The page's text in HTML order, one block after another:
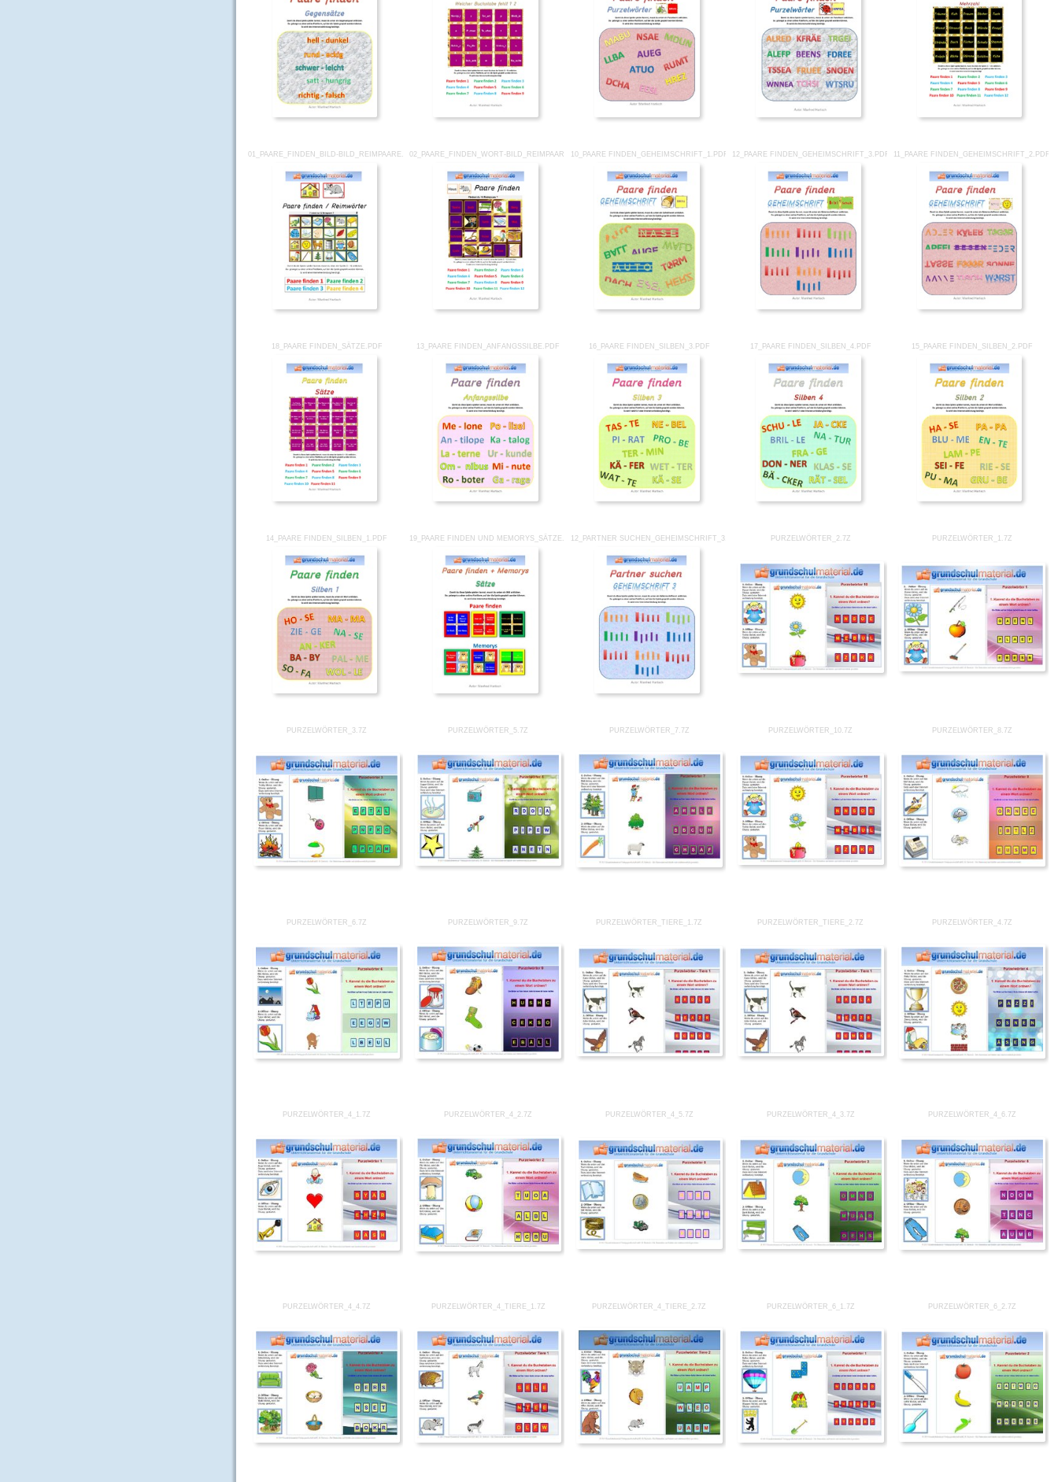
01_PAARE_FINDEN_BILD-BILD_REIMPAARE.PDF02_PAARE_FINDEN_WORT-BILD_REIMPAARE.PDF10_PAARE FINDEN_GEHEIMSCHRIFT_1.PDF 12_PAARE FINDEN_GEHEIMSCHRIFT_3.PDF 11_PAARE FINDEN_GEHEIMSCHRIFT_2.PDF
18_PAARE FINDEN_SÄTZE.PDF 13_PAARE FINDEN_ANFANGSSILBE.PDF 16_PAARE FINDEN_SILBEN_3.PDF 17_PAARE FINDEN_SILBEN_4.PDF 15_PAARE FINDEN_SILBEN_2.PDF
14_PAARE FINDEN_SILBEN_1.PDF 19_PAARE FINDEN UND MEMORYS_SÄTZE.PDF12_PARTNER SUCHEN_GEHEIMSCHRIFT_3.PDF PURZELWÖRTER_2.7Z PURZELWÖRTER_1.7Z
PURZELWÖRTER_3.7Z PURZELWÖRTER_5.7Z PURZELWÖRTER_7.7Z PURZELWÖRTER_10.7Z PURZELWÖRTER_8.7Z
PURZELWÖRTER_6.7Z PURZELWÖRTER_9.7Z PURZELWÖRTER_TIERE_1.7Z PURZELWÖRTER_TIERE_2.7Z PURZELWÖRTER_4.7Z
PURZELWÖRTER_4_1.7Z PURZELWÖRTER_4_2.7Z PURZELWÖRTER_4_5.7Z PURZELWÖRTER_4_3.7Z PURZELWÖRTER_4_6.7Z
PURZELWÖRTER_4_4.7Z PURZELWÖRTER_4_TIERE_1.7Z PURZELWÖRTER_4_TIERE_2.7Z PURZELWÖRTER_6_1.7Z PURZELWÖRTER_6_2.7Z